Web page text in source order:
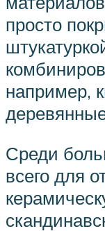
просто
например,
Среди
всего для